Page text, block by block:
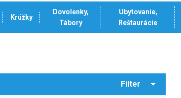
Krúžky
Dovolenky,
Tábory
Ubytovanie,
Reštaurácie
Filter